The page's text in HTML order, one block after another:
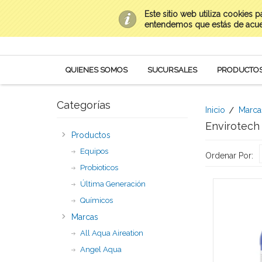
Este sitio web utiliza cookies
entendemos que estás de
(669) 954-0282 al 85 Mi Cuenta
QUIENES SOMOS SUCURSALES
Inicio
Envirotech
Ordenar Por:
Categorías
Productos
Equipos
Probioticos
Última Generación
Químicos
Marcas
All Aqua Aireation
Angel Aqua